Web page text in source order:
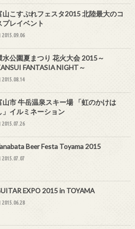
山こすぷれフェスタ2015 北陸最大のコ
プレイベント
2015.09.06
水公園夏まつり 花火大会 2015～
FANTASIA NIGHT～
2015.08.14
山市 牛岳温泉スキー場 「虹のかけは
」イルミネーション
2015.07.26
Beer Festa Toyama 2015
2015.07.07
EXPO 2015 in TOYAMA
2015.06.28